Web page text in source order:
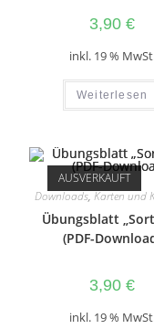
3,90€
inkl. 19 %
Weiterlesen
AUSVERKAUFT
Downloads,Karten und
Übungsblatt
(PDF-
3,90€
inkl. 19 %